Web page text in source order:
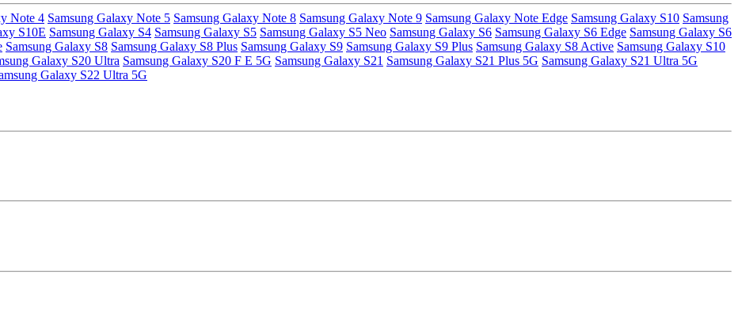
Note 4 Samsung Galaxy Note 5 Samsung Galaxy Note 8 Samsung Galaxy Note 9 Samsung Galaxy Note Edge Samsung Galaxy S10 Samsung
S10E Samsung Galaxy S4 Samsung Galaxy S5 Samsung Galaxy S5 Neo Samsung Galaxy S6 Samsung Galaxy S6 Edge Samsung Galaxy S6
Samsung Galaxy S8 Samsung Galaxy S8 Plus Samsung Galaxy S9 Samsung Galaxy S9 Plus Samsung Galaxy S8 Active Samsung Galaxy S10
Galaxy S20 Ultra Samsung Galaxy S20 F E 5G Samsung Galaxy S21 Samsung Galaxy S21 Plus 5G Samsung Galaxy S21 Ultra 5G
Galaxy S22 Ultra 5G